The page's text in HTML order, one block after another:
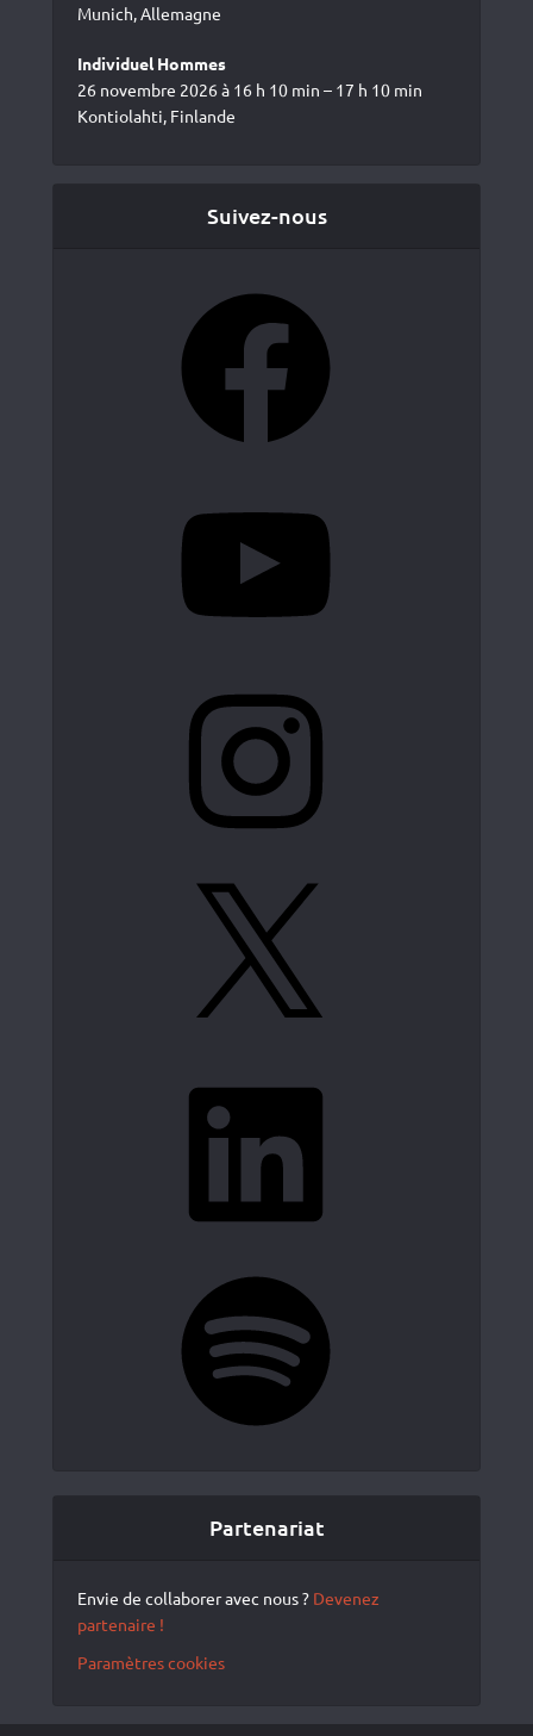
Munich, Allemagne
Individuel Hommes
26 novembre 2026 à 16 h 10 min – 17 h 10 min
Kontiolahti, Finlande
Suivez-nous
Partenariat
Envie de collaborer avec nous ? Devenez
partenaire !
Paramètres cookies